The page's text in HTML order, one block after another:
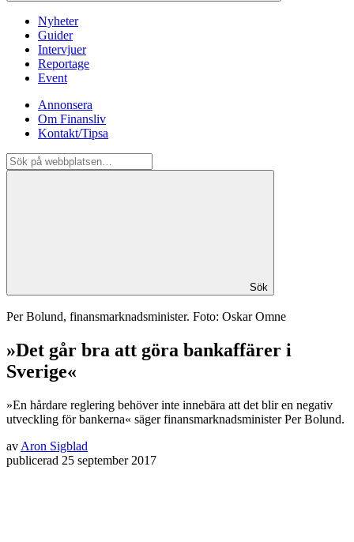
Nyheter
Guider
Intervjuer
Reportage
Event
Annonsera
Om Finansliv
Kontakt/Tipsa
Sök
Per Bolund, finansmarknadsminister. Foto: Oskar Omne
»Det går bra att göra bankaffärer i
Sverige«
»En hårdare reglering behöver inte innebära att det blir en negativ
utveckling för bankerna« säger finansmarknadsminister Per Bolund.
av Aron Sigblad
publicerad 25 september 2017